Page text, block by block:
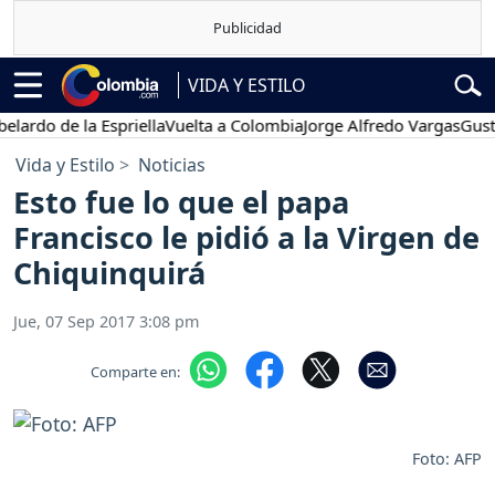
VIDA Y ESTILO
de la EspriellaVuelta a ColombiaJorge Alfredo VargasGustavo
Vida y Estilo Noticias
Esto fue lo que el papa
Francisco le pidió a la Virgen de
Chiquinquirá
Jue, 07 Sep 2017 3:08 pm
Comparte en:
Foto: AFP